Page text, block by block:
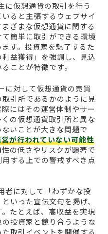
に仮想通貨の取引を行う
ると主張するウェブサイ
ざまな仮想通貨に関する
簡単に取引ができる環境
す。投資家を魅了するた
益獲得」を強調し、見込
ことが特徴です。
対して仮想通貨の売買
引所であるかのように見
にはその運営体制やサー
の仮想通貨取引所と異な
いことが大きな問題で
が行われていない可能性
の低さやリスクが顕著で
する上での警戒すべき点
に対して「わずかな投
いった宣伝文句を掲げ、
たとえば、高収益を実現
投資家と競り合うような